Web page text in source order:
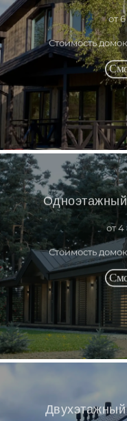
от
Стоимость
от
Стоимость